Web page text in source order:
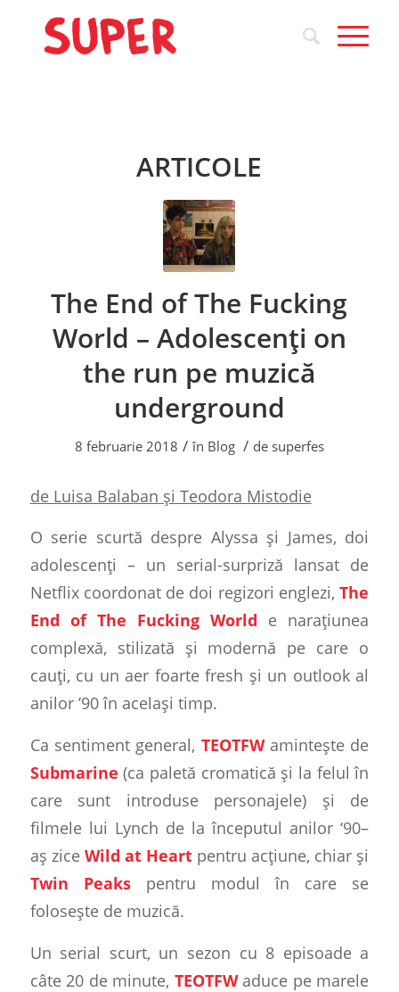
ARTICOLE
The End of The Fucking
World – Adolescenți on
the run pe muzică
underground
8 februarie 2018 / în Blog / de superfes
de Luisa Balaban și Teodora Mistodie
O serie scurtă despre Alyssa și James, doi
adolescenți – un serial-surpriză lansat de
Netflix coordonat de doi regizori englezi,The
End of The Fucking World e narațiunea
complexă, stilizată și modernă pe care o
cauți, cu un aer foarte fresh și un outlook al
anilor ’90 în același timp.
Ca sentiment general, TEOTFWamintește de
Submarine (ca paletă cromatică și la felul în
care sunt introduse personajele) și de
filmele lui Lynch de la începutul anilor ‘90–
aș zice Wild at Heart pentru acțiune, chiar și
Twin Peaks pentru modul în care se
folosește de muzică.
Un serial scurt, un sezon cu 8 episoade a
câte 20 de minute, TEOTFWaduce pe marele